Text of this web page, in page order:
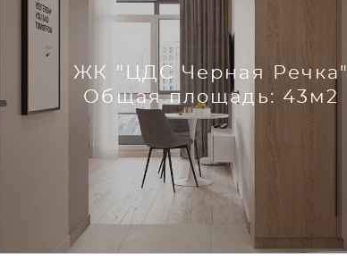
ЖК "ЦДС Черная Речка"
Общая площадь: 43м2